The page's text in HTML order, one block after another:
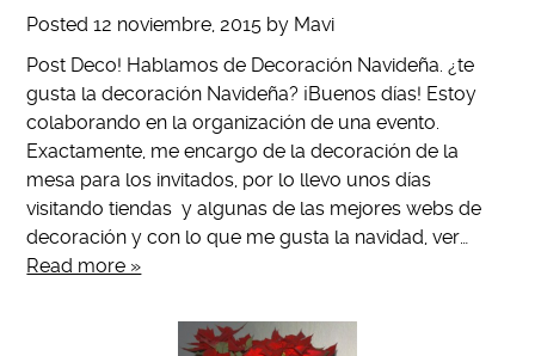
Posted12 noviembre, 2015 by Mavi
Post Deco! Hablamos de Decoración Navideña. ¿te
gusta la decoración Navideña? ¡Buenos días! Estoy
colaborando en la organización de una evento.
Exactamente, me encargo de la decoración de la
mesa para los invitados, por lo llevo unos días
visitando tiendas y algunas de las mejores webs de
decoración y con lo que me gusta la navidad, ver…
Read more »